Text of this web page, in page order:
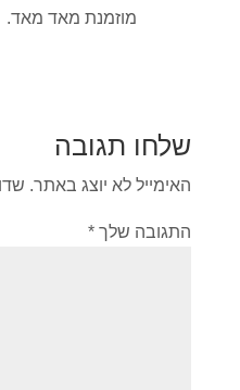
מוזמנת מאד מאד.
שלחו תגובה
האימייל לא יוצג באתר.
התגובה שלך *